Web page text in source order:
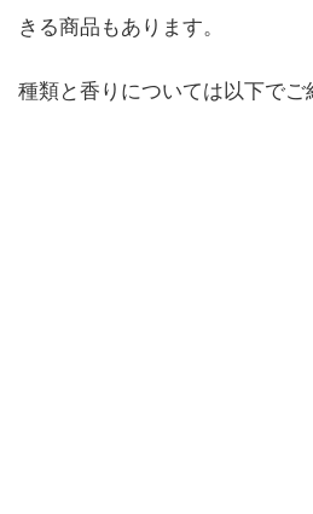
きる商品もあります。
種類と香りについては以下でご